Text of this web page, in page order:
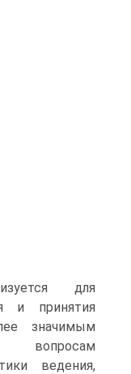
для
и принятия
значимым
вопросам
ведения,